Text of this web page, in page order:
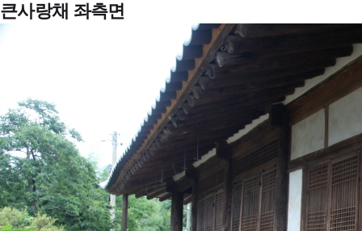
큰사랑채 좌측면